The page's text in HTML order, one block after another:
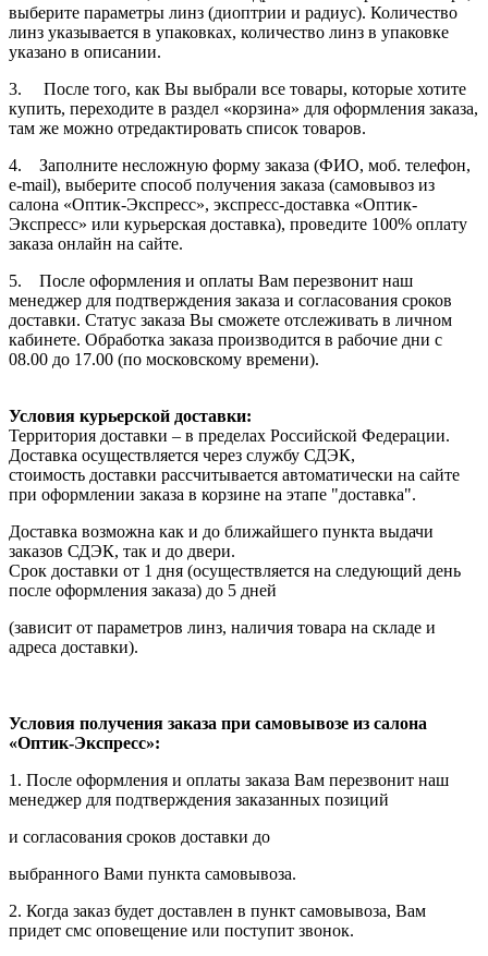
выберите параметры линз (диоптрии и радиус). Количество
линз указывается в упаковках, количество линз в упаковке
указано в описании.
3. После того, как Вы выбрали все товары, которые хотите
купить, переходите в раздел «корзина» для оформления заказа,
там же можно отредактировать список товаров.
4. Заполните несложную форму заказа (ФИО, моб. телефон,
e-mail), выберите способ получения заказа (самовывоз из
салона «Оптик-Экспресс», экспресс-доставка «Оптик-
Экспресс» или курьерская доставка), проведите 100% оплату
заказа онлайн на сайте.
5. После оформления и оплаты Вам перезвонит наш
менеджер для подтверждения заказа и согласования сроков
доставки. Статус заказа Вы сможете отслеживать в личном
кабинете. Обработка заказа производится в рабочие дни с
08.00 до 17.00 (по московскому времени).
Условия курьерской доставки:
Территория доставки – в пределах Российской Федерации.
Доставка осуществляется через службу СДЭК,
стоимость доставки рассчитывается автоматически на сайте
при оформлении заказа в корзине на этапе "доставка".
Доставка возможна как и до ближайшего пункта выдачи
заказов СДЭК, так и до двери.
Срок доставки от 1 дня (осуществляется на следующий день
после оформления заказа) до 5 дней
(зависит от параметров линз, наличия товара на складе и
адреса доставки).
Условия получения заказа при самовывозе из салона
«Оптик-Экспресс»:
1. После оформления и оплаты заказа Вам перезвонит наш
менеджер для подтверждения заказанных позиций
и согласования сроков доставки до
выбранного Вами пункта самовывоза.
2. Когда заказ будет доставлен в пункт самовывоза, Вам
придет смс оповещение или поступит звонок.